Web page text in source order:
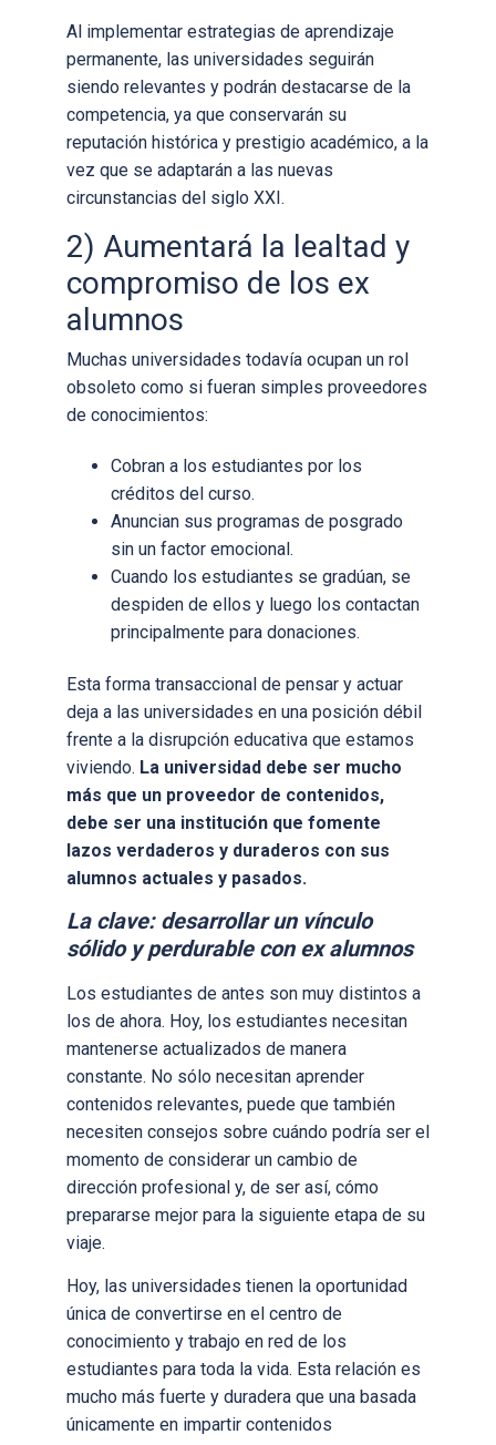
Al implementar estrategias de aprendizaje
permanente, las universidades seguirán
siendo relevantes y podrán destacarse de la
competencia, ya que conservarán su
reputación histórica y prestigio académico, a la
vez que se adaptarán a las nuevas
circunstancias del siglo XXI.
2) Aumentará la lealtad y
compromiso de los ex
alumnos
Muchas universidades todavía ocupan un rol
obsoleto como si fueran simples proveedores
de conocimientos:
Cobran a los estudiantes por los
créditos del curso.
Anuncian sus programas de posgrado
sin un factor emocional.
Cuando los estudiantes se gradúan, se
despiden de ellos y luego los contactan
principalmente para donaciones.
Esta forma transaccional de pensar y actuar
deja a las universidades en una posición débil
frente a la disrupción educativa que estamos
viviendo. La universidad debe ser mucho
más que un proveedor de contenidos,
debe ser una institución que fomente
lazos verdaderos y duraderos con sus
alumnos actuales y pasados.
La clave: desarrollar un vínculo
sólido y perdurable con ex alumnos
Los estudiantes de antes son muy distintos a
los de ahora. Hoy, los estudiantes necesitan
mantenerse actualizados de manera
constante. No sólo necesitan aprender
contenidos relevantes, puede que también
necesiten consejos sobre cuándo podría ser el
momento de considerar un cambio de
dirección profesional y, de ser así, cómo
prepararse mejor para la siguiente etapa de su
viaje.
Hoy, las universidades tienen la oportunidad
única de convertirse en el centro de
conocimiento y trabajo en red de los
estudiantes para toda la vida. Esta relación es
mucho más fuerte y duradera que una basada
únicamente en impartir contenidos